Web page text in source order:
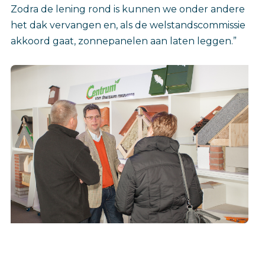
Zodra de lening rond is kunnen we onder andere
het dak vervangen en, als de welstandscommissie
akkoord gaat, zonnepanelen aan laten leggen.”